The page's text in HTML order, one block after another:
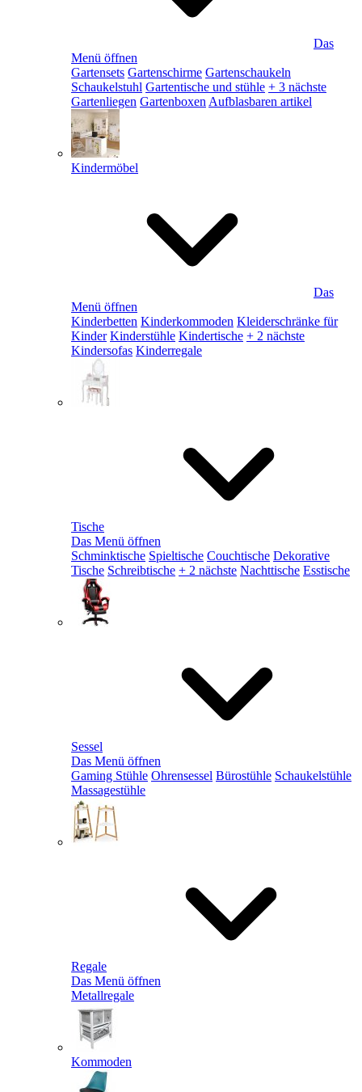
Das
Menü öffnen
Gartensets Gartenschirme Gartenschaukeln
Schaukelstuhl Gartentische und stühle + 3 nächste
Gartenliegen Gartenboxen Aufblasbaren artikel
Kindermöbel
Das
Menü öffnen
Kinderbetten Kinderkommoden Kleiderschränke für
Kinder Kinderstühle Kindertische + 2 nächste
Kindersofas Kinderregale
Tische
Das Menü öffnen
Schminktische Spieltische Couchtische Dekorative
Tische Schreibtische + 2 nächste Nachttische Esstische
Sessel
Das Menü öffnen
Gaming Stühle Ohrensessel Bürostühle Schaukelstühle
Massagestühle
Regale
Das Menü öffnen
Metallregale
Kommoden